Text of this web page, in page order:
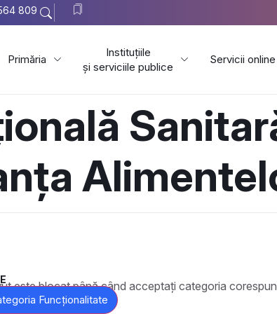
809
Primăria
Instituțiile
și serviciile publice
Servicii online
uri.
Funcționalitate